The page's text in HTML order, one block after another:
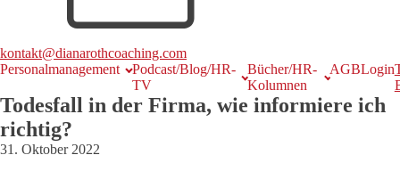
kontakt@dianarothcoaching.com
Personalmanagement
Podcast/Blog/HR-
TV
Bücher/HR-
Kolumnen
AGBLogin
Todesfall in der Firma, wie informiere ich
richtig?
31. Oktober 2022